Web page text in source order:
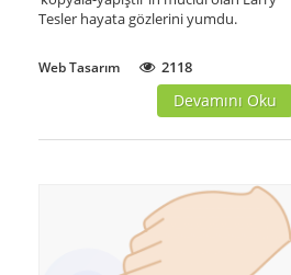
Tesler hayata gözlerini yumdu.
Web Tasarım 2118
Devamını Oku